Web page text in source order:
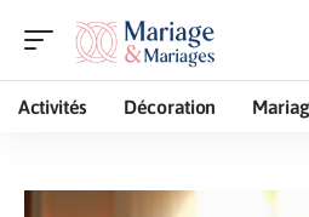
Activités Décoration